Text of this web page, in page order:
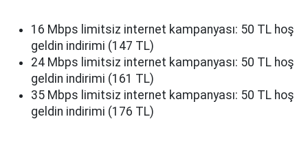
16 Mbps limitsiz internet kampanyası: 50 TL hoş
geldin indirimi (147 TL)
24 Mbps limitsiz internet kampanyası: 50 TL hoş
geldin indirimi (161 TL)
35 Mbps limitsiz internet kampanyası: 50 TL hoş
geldin indirimi (176 TL)